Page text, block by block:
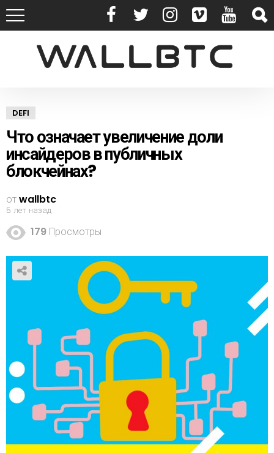
DEFI
Что означает увеличение доли
инсайдеров в публичных
блокчейнах?
отwallbtc
5 лет назад
179 Просмотры